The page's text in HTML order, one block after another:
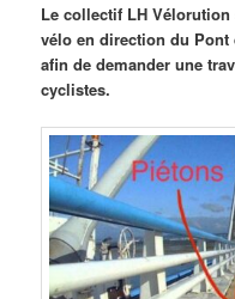
Le collectif LH Vélorution
vélo en direction du Pont
afin de demander une
cyclistes.